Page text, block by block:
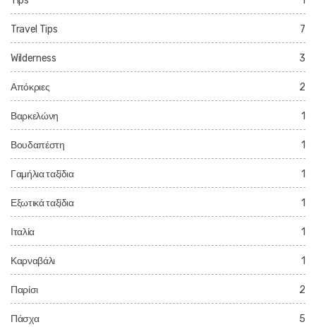
Travel Tips 7
Wilderness 3
Απόκριες 2
Βαρκελώνη 1
Βουδαπέστη 1
Γαμήλια ταξίδια 1
Εξωτικά ταξίδια 1
Ιταλία 1
Καρναβάλι 1
Παρίσι 2
Πάσχα 5